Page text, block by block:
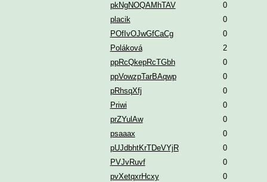
pkNgNOQAMhTAV
0
placik
0
POfIvOJwGfCaCg
0
Poláková
2
ppRcQkepRcTGbh
0
ppVowzpTarBAqwp
0
pRhsqXfj
0
Priwi
0
prZYulAw
0
psaaax
0
pUJdbhtKrTDeVYjR
0
PVJvRuvf
0
pvXetqxrHcxy
0